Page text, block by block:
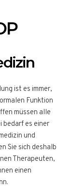
ist es immer,
Funktion
müssen alle
bedarf es einer
und
Sie sich deshalb
Therapeuten,
einen